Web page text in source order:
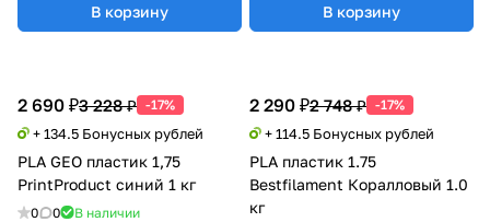
В корзину В корзину
2 290 ₽2 748 ₽ -17%
+ 114.5 Бонусных рублей
PLA пластик 1.75
Bestfilament Коралловый 1.0
кг
2 690 ₽3 228 ₽ -17%
+ 134.5 Бонусных рублей
PLA GEO пластик 1,75
PrintProduct синий 1 кг
0 0 В наличии